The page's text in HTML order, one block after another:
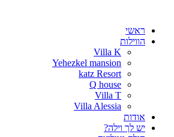
ראשי
הווילות
Villa K
Yehezkel mansion
katz Resort
Q house
Villa T
Villa Alessia
אודות
יש לך וילה?